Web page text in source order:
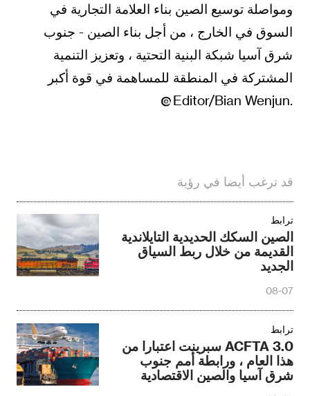
ومواصلة توسيع الصين بناء العلامة التجارية في
السوق في الخارج ، من أجل بناء الصين - جنوب
شرق آسيا شبكة البنية التحتية ، وتعزيز التنمية
المشتركة في المنطقة للمساهمة في قوة أكبر
.Editor/Bian Wenjun
قد ترغب أيضا في رؤية
ترابط
الصين السكك الحديدية التايلاندية
القديمة من خلال ربط السياق
الجديد
08-07
ترابط
ACFTA 3.0 سبرينت اعتبارا من
هذا العام ، ورابطة أمم جنوب
شرق آسيا والصين الاقتصادية